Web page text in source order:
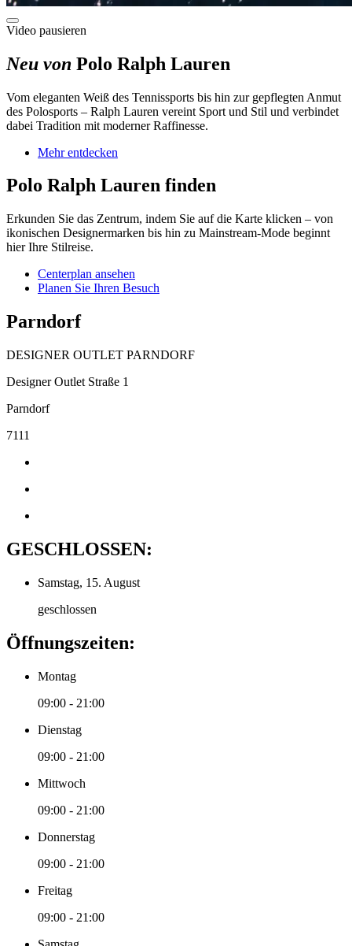
Video pausieren
Neu von Polo Ralph Lauren
Vom eleganten Weiß des Tennissports bis hin zur gepflegten Anmut
des Polosports – Ralph Lauren vereint Sport und Stil und verbindet
dabei Tradition mit moderner Raffinesse.
Mehr entdecken
Polo Ralph Lauren finden
Erkunden Sie das Zentrum, indem Sie auf die Karte klicken – von
ikonischen Designermarken bis hin zu Mainstream-Mode beginnt
hier Ihre Stilreise.
Centerplan ansehen
Planen Sie Ihren Besuch
Parndorf
DESIGNER OUTLET PARNDORF
Designer Outlet Straße 1
Parndorf
7111
GESCHLOSSEN:
Samstag, 15. August
geschlossen
Öffnungszeiten:
Montag
09:00 - 21:00
Dienstag
09:00 - 21:00
Mittwoch
09:00 - 21:00
Donnerstag
09:00 - 21:00
Freitag
09:00 - 21:00